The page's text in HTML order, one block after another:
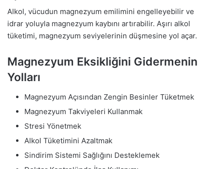
Alkol, vücudun magnezyum emilimini engelleyebilir ve
idrar yoluyla magnezyum kaybını artırabilir. Aşırı alkol
tüketimi, magnezyum seviyelerinin düşmesine yol açar.
Magnezyum Eksikliğini Gidermenin
Yolları
Magnezyum Açısından Zengin Besinler Tüketmek
Magnezyum Takviyeleri Kullanmak
Stresi Yönetmek
Alkol Tüketimini Azaltmak
Sindirim Sistemi Sağlığını Desteklemek